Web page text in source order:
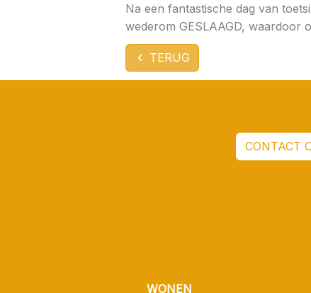
Na een fantastische dag van
wederom GESLAAGD, waardoor
TERUG
CONTACT
WONEN